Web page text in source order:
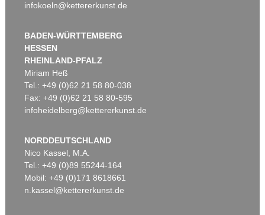
infokoeln@kettererkunst.de
BADEN-WÜRTTEMBERG
HESSEN
RHEINLAND-PFALZ
Miriam Heß
Tel.: +49 (0)62 21 58 80-038
Fax: +49 (0)62 21 58 80-595
infoheidelberg@kettererkunst.de
NORDDEUTSCHLAND
Nico Kassel, M.A.
Tel.: +49 (0)89 55244-164
Mobil: +49 (0)171 8618661
n.kassel@kettererkunst.de